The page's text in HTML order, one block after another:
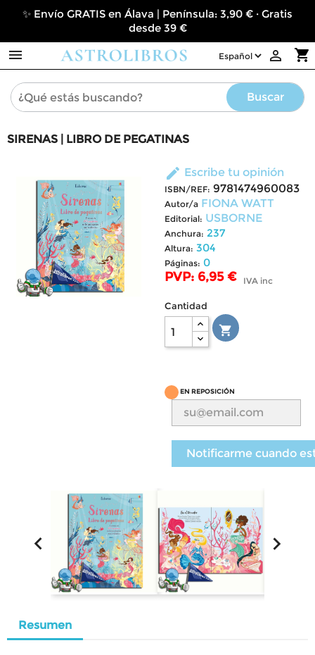
✨ Envío GRATIS en Álava | Península: 3,90 € · Gratis
desde 39 €
 shopping_cart

Buscar
SIRENAS | LIBRO DE PEGATINAS
edit Escribe tu opinión
ISBN/REF: 9781474960083
Autor/a FIONA WATT
Editorial: USBORNE
Anchura: 237
Altura: 304
Páginas: 0
PVP: 6,95 € IVA inc
Cantidad

EN REPOSICIÓN
Notificarme cuando
 
Resumen